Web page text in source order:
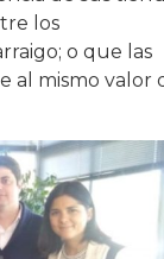
los
o que las
al mismo valor